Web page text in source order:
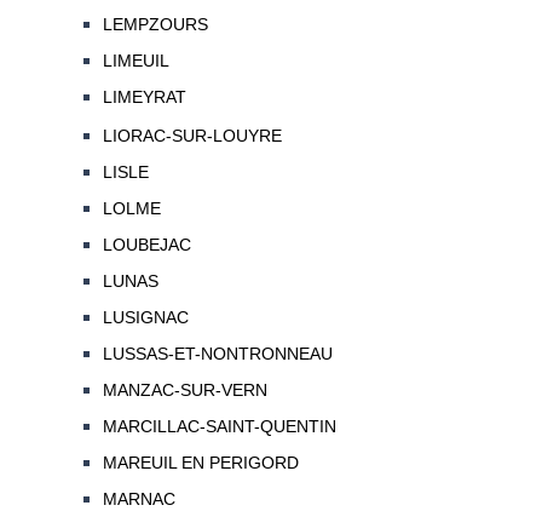
LEMPZOURS
LIMEUIL
LIMEYRAT
LIORAC-SUR-LOUYRE
LISLE
LOLME
LOUBEJAC
LUNAS
LUSIGNAC
LUSSAS-ET-NONTRONNEAU
MANZAC-SUR-VERN
MARCILLAC-SAINT-QUENTIN
MAREUIL EN PERIGORD
MARNAC